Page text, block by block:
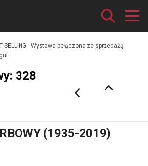
SELLING - Wystawa połączona ze sprzedażą
328
(1935-2019)